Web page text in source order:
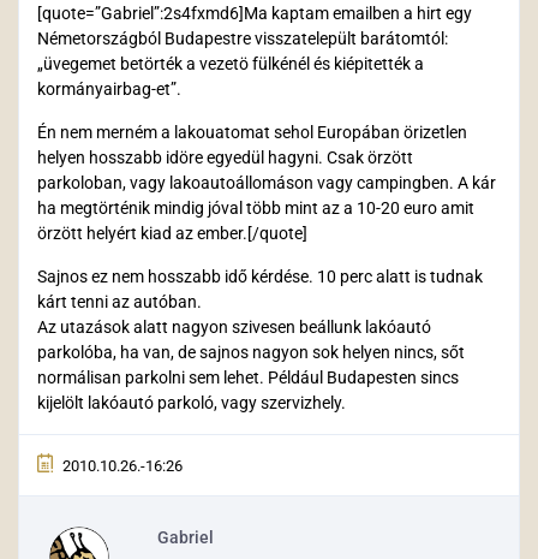
[quote=”Gabriel”:2s4fxmd6]Ma kaptam emailben a hirt egy
Németországból Budapestre visszatelepült barátomtól:
„üvegemet betörték a vezetö fülkénél és kiépitették a
kormányairbag-et”.
Én nem merném a lakouatomat sehol Europában örizetlen
helyen hosszabb idöre egyedül hagyni. Csak örzött
parkoloban, vagy lakoautoállomáson vagy campingben. A kár
ha megtörténik mindig jóval több mint az a 10-20 euro amit
örzött helyért kiad az ember.[/quote]
Sajnos ez nem hosszabb idő kérdése. 10 perc alatt is tudnak
kárt tenni az autóban.
Az utazások alatt nagyon szivesen beállunk lakóautó
parkolóba, ha van, de sajnos nagyon sok helyen nincs, sőt
normálisan parkolni sem lehet. Például Budapesten sincs
kijelölt lakóautó parkoló, vagy szervizhely.
2010.10.26.-16:26
Gabriel